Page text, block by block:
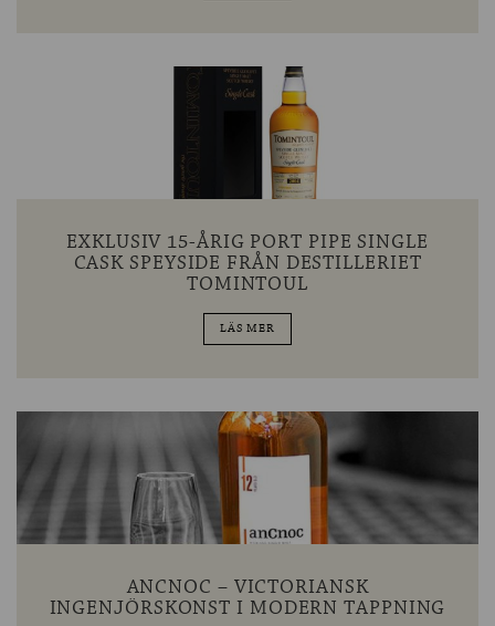
EXKLUSIV 15-ÅRIG PORT PIPE SINGLE
CASK SPEYSIDE FRÅN DESTILLERIET
TOMINTOUL
LÄS MER
ANCNOC – VICTORIANSK
INGENJÖRSKONST I MODERN TAPPNING